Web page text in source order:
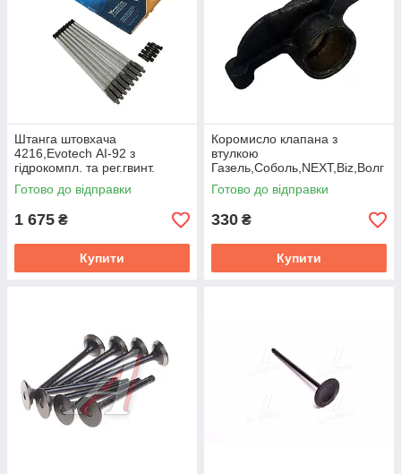
Штанга штовхача
4216,Evotech АІ-92 з
гідрокомпл. та рег.гвинт.
компл.8шт 4216.1007385 ГК
Готово до відправки
1 675 ₴
Купити
Коромисло клапана з
втулкою
Газель,Соболь,NEXT,Biz,Волг
а,УАЗ
402,4215,4216,Evotech2.7
Готово до відправки
330 ₴
Купити